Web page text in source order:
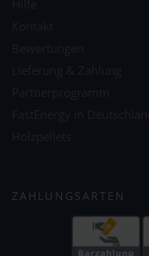
ZAHLUNGSARTEN